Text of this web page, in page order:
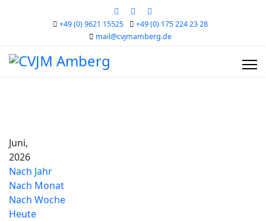
+49 (0) 9621 15525
+49 (0) 175 224 23 28
mail@cvjmamberg.de
Juni,
2026
Nach Jahr
Nach Monat
Nach Woche
Heute